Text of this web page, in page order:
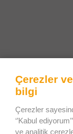
Çerezler
bilgi
Çerezler
‘’Kabul
ve analitik